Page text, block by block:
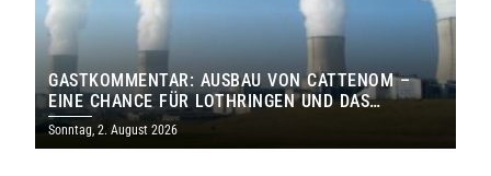
GASTKOMMENTAR: AUSBAU VON CATTENOM –
EINE CHANCE FÜR LOTHRINGEN UND DAS
SAARLAND
Sonntag, 2. August 2026